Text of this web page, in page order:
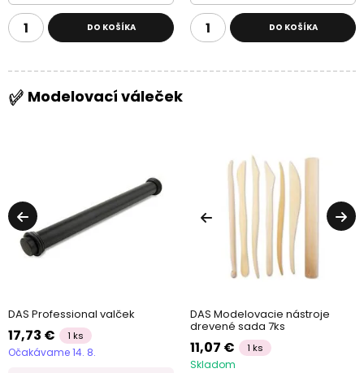
DO KOŠÍKA DO KOŠÍKA
Modelovací váleček
DAS Professional valček
17,73 € 1 ks
Očakávame 14. 8.
DAS Modelovacie nástroje
drevené sada 7ks
11,07 € 1 ks
Skladom